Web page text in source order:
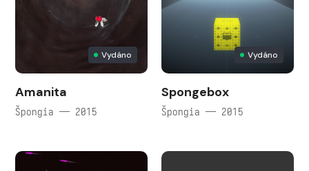
Vydáno
Amanita
Špongia — 2015
Vydáno
Spongebox
Špongia — 2015